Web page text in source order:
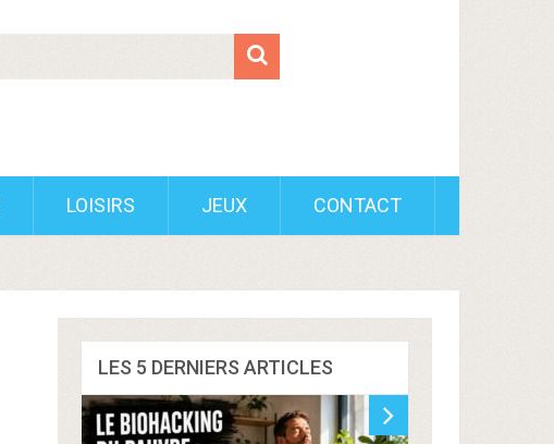
LOISIRS JEUX CONTACT
LES 5 DERNIERS ARTICLES